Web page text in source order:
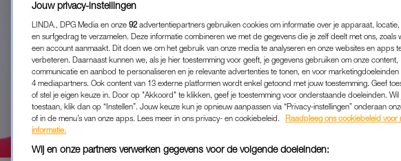
Jouw privacy-instellingen
LINDA., DPG Media en onze 92 advertentiepartners gebruiken cookies om informatie over je apparaat,
en surfgedrag te verzamelen. Deze informatie combineren we met de gegevens die je zelf deelt met ons, zoals
een account aanmaakt. Dit doen we om het gebruik van onze media te analyseren en onze websites en apps
verbeteren. Daarnaast kunnen we, als je hier toestemming voor geeft, je gegevens gebruiken om onze content,
communicatie en aanbod te personaliseren en je relevante advertenties te tonen, en voor
4 mediapartners. Ook content van 13 externe platformen wordt enkel getoond met jouw toestemming. Geef
of stel je eigen keuze in. Door op "Akkoord" te klikken, geef je toestemming voor onderstaande doeleinden. Wil
toestaan, klik dan op “Instellen”. Jouw keuze kun je opnieuw aanpassen via “Privacy-instellingen” onderaan
of in de menu’s van onze apps. Lees meer in ons privacy- en cookiebeleid.
Raadpleeg ons cookiebeleid voor
informatie.
Wij en onze partners verwerken gegevens voor de volgende doeleinden: